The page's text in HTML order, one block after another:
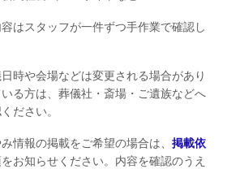
はスタッフが一件ずつ手作業で確認し
時や会場などは変更される場合があり
る方は、葬儀社・斎場・ご遺族などへ
ださい。
情報の掲載をご希望の場合は、 掲載依
お知らせください。内容を確認のうえ